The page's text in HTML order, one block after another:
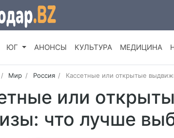
ЮГ АНОНСЫ КУЛЬТУРА МЕДИЦИНА
Мир Россия Кассетные или открытые
или
что лучше